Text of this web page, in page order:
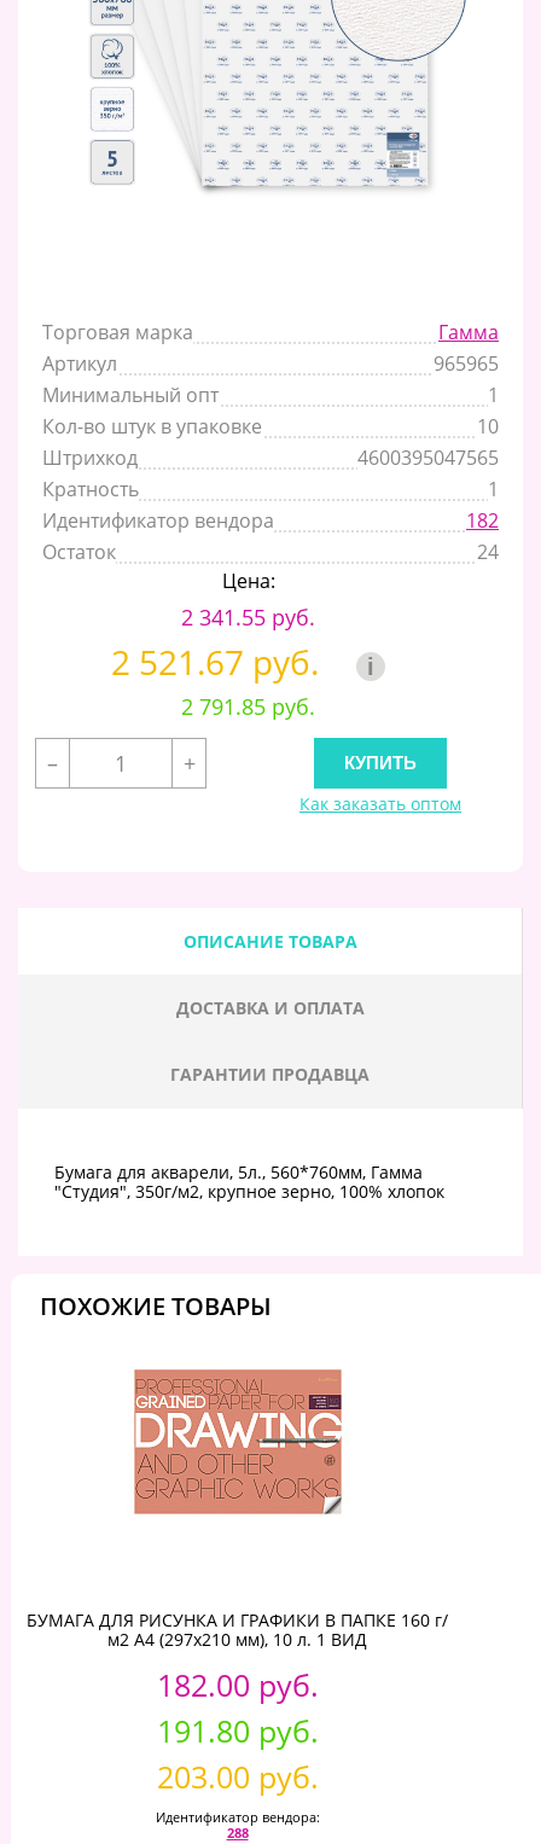
Торговая марка
Гамма
Артикул
965965
Минимальный опт
1
Кол-во штук в упаковке
10
Штрихкод
4600395047565
Кратность
1
Идентификатор вендора
182
Остаток
24
Цена:
2 341.55 руб.
2 521.67 руб. i
2 791.85 руб.
–
+
Как заказать оптом
ОПИСАНИЕ ТОВАРА
ДОСТАВКА И ОПЛАТА
ГАРАНТИИ ПРОДАВЦА
Бумага для акварели, 5л., 560*760мм, Гамма
"Студия", 350г/м2, крупное зерно, 100% хлопок
ПОХОЖИЕ ТОВАРЫ
БУМАГА ДЛЯ РИСУНКА И ГРАФИКИ В ПАПКЕ 160 г/
м2 А4 (297х210 мм), 10 л. 1 ВИД
182.00 руб.
191.80 руб.
203.00 руб.
Идентификатор вендора:
288